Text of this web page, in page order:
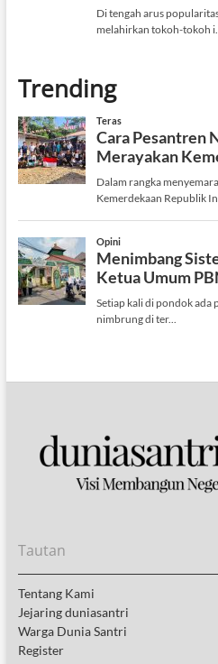
Trending
Tautan
Tentang Kami
Jejaring duniasantri
Warga Dunia Santri
Register